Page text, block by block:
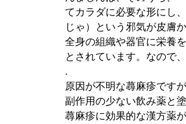
てカラダに必要な形にし
じゃ）という邪気が皮膚
全身の組織や器官に栄養
とされています。なので
.
原因が不明な蕁麻疹です
副作用の少ない飲み薬と
蕁麻疹に効果的な漢方薬